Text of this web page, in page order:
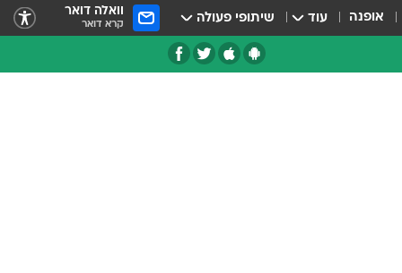
אופנה עוד שיתופי פעולה וואלה דואר
קרא דואר